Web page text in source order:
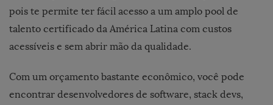
pois te permite ter fácil acesso a um amplo pool de
talento certificado da América Latina com custos
acessíveis e sem abrir mão da qualidade.
Com um orçamento bastante econômico, você pode
encontrar desenvolvedores de software, stack devs,